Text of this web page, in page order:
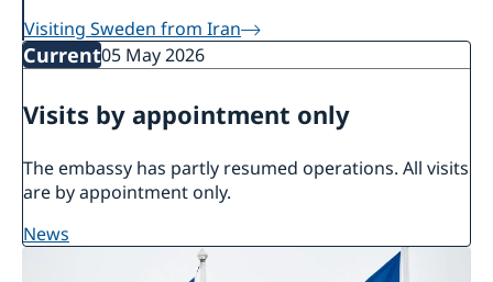
Visiting Sweden from Iran
Current05 May 2026
Visits by appointment only
The embassy has partly resumed operations. All visits
are by appointment only.
news